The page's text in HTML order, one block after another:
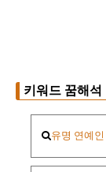
키워드 꿈해석
유명 연예인